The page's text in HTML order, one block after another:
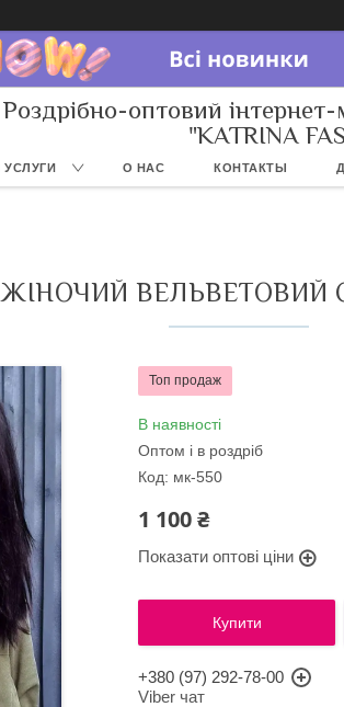
Роздрібно-оптовий
"KATRINA
О НАС КОНТАКТЫ
ВЕЛЬВЕТОВИЙ
Топ продаж
В наявності
Оптом і в роздріб
Код: мк-550
1 100 ₴
Показати оптові ціни
Купити
+380 (97) 292-78-00
Viber чат